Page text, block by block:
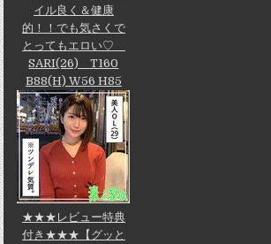
イル良く＆健康
的！！でも気さくで
とってもエロい♡
SARI(26) T160
B88(H) W56 H85
★★★レビュー特典
付き★★★【グッと